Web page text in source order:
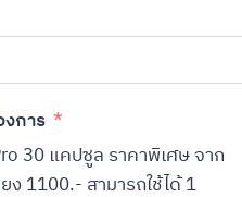
งการ
30 แคปซูล ราคาพิเศษ จาก
ง 1100.- สามารถใช้ได้ 1